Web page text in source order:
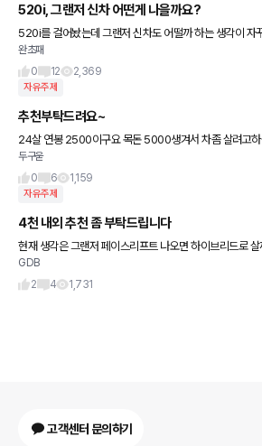
520i, 그랜저 신차 어떤게 나을까요?
520i를 걸어놨는데 그랜저 신차도 어떨까 하는 생각이 자꾸 들더라구요... 신차에 2.5세
대 반자율주행도 들어간다고 하고 통풍시트에 어라운드뷰 같은 편의사항 차이도 있고 3.
0 6기통 엔진
완초패
0
12 2,369
자유주제
추천부탁드려요~
24살 연봉 2500이구요 목돈 5000생겨서 차좀 살려고하
집에서 출퇴근중이라 월세나 따로 나가는돈은없습니다!
두구욷
0
6 1,159
자유주제
4천 내외 추천 좀 부탁드립니다
현재 생각은 그랜저 페이스리프트 나오면 하이브리드로
프리미어 하이브리드도 고민중입니다. 장거리는 한달에 한두번 정도 뛸거같고 현재는 2
인가족이고 주 용도는 주말 근
GDB
2
4 1,731
고객센터 문의하기